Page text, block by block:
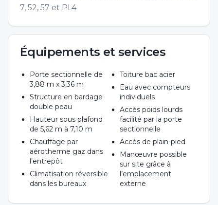
7, 52, 57 et PL4
Équipements et services
Porte sectionnelle de
3,88 m x 3,36 m
Structure en bardage
double peau
Hauteur sous plafond
de 5,62 m à 7,10 m
Chauffage par
aérotherme gaz dans
l’entrepôt
Climatisation réversible
dans les bureaux
Toiture bac acier
Eau avec compteurs
individuels
Accès poids lourds
facilité par la porte
sectionnelle
Accès de plain-pied
Manœuvre possible
sur site grâce à
l’emplacement
externe